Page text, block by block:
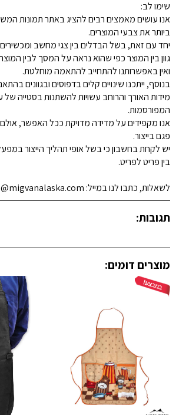
שימו לב:
אנו עושים מאמצים רבים להציג באתר תמונות
ביותר את צבעי המוצרים.
יחד עם זאת, בשל הבדלים בין צגי מחשב ומכשירים
גוון בין המוצר כפי שהוא נראה על המסך לבין
ואין באפשרותנו להתחייב להתאמה מוחלטת.
בנוסף, ייתכנו שינויים קלים בדפוסים ובגוונים
המפורסמות.
אנו מקפידים על מדידה מדויקת ככל האפשר, אולם
פגם בייצור.
יש לקחת בחשבון כי בשל אופי תהליך הייצור במפעל,
בין פריט לפריט.
לשאלות, כתבו לנו במייל: info@migvanalaska.com
תגובות:
מוצרים דומים: